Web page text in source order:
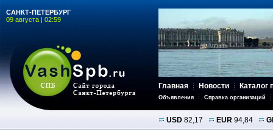
САНКТ-ПЕТЕРБУРГ
09 августа | 02:59
Главная Новости Каталог
Объявления Справка организаций
USD 82,17 EUR 94,84